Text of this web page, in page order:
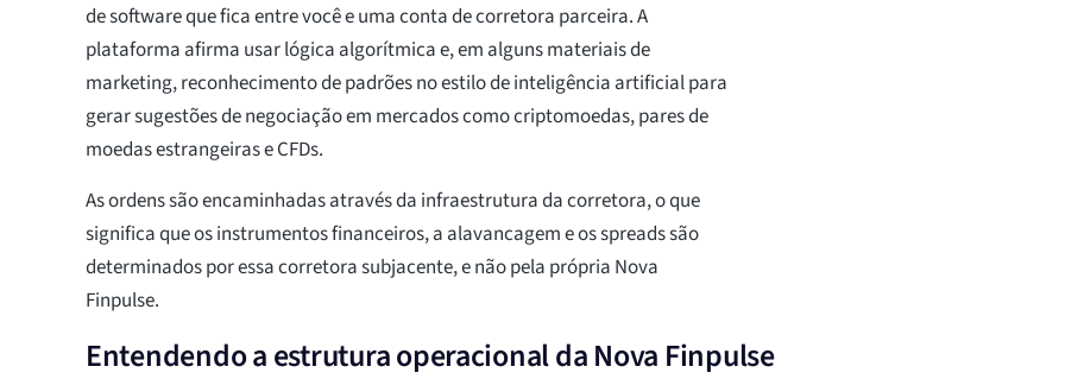
de software que fica entre você e uma conta de corretora parceira. A
plataforma afirma usar lógica algorítmica e, em alguns materiais de
marketing, reconhecimento de padrões no estilo de inteligência artificial para
gerar sugestões de negociação em mercados como criptomoedas, pares de
moedas estrangeiras e CFDs.
As ordens são encaminhadas através da infraestrutura da corretora, o que
significa que os instrumentos financeiros, a alavancagem e os spreads são
determinados por essa corretora subjacente, e não pela própria Nova
Finpulse.
Entendendo a estrutura operacional da Nova Finpulse